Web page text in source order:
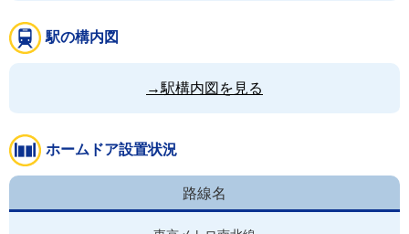
駅の構内図
→駅構内図を見る
ホームドア設置状況
路線名